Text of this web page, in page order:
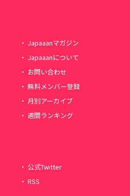
Japaaanマガジン
Japaaanについて
お問い合わせ
無料メンバー登録
月別アーカイブ
週間ランキング
公式Twitter
RSS